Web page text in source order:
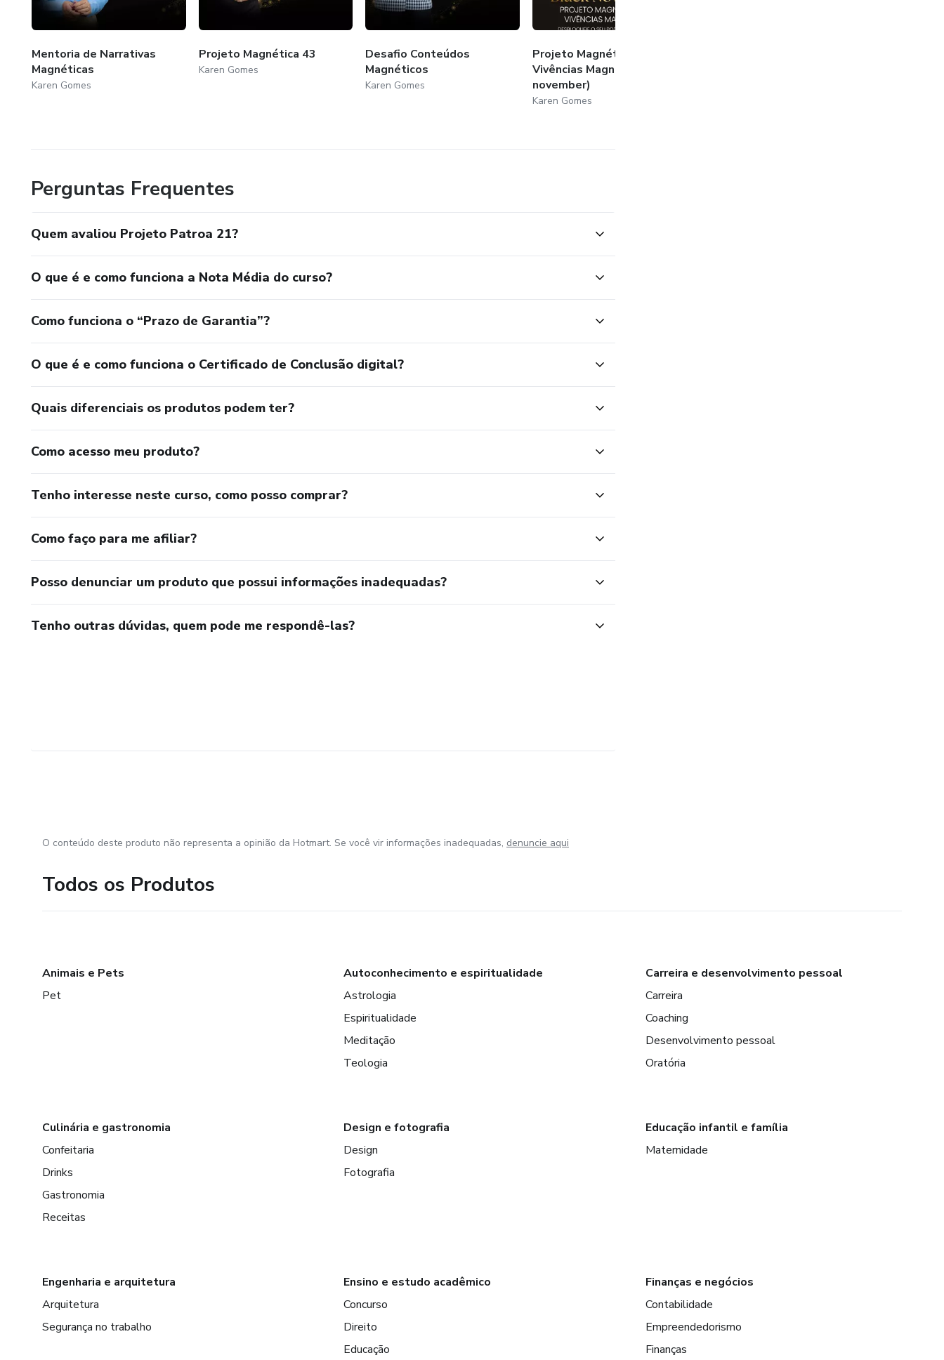
Mentoria de Narrativas
Magnéticas
Karen Gomes
Projeto Magnética 43
Karen Gomes
Desafio Conteúdos
Magnéticos
Karen Gomes
Projeto Magnética 30 +
Vivências Magnéticas (black
november)
Karen Gomes
Perguntas Frequentes
Quem avaliou Projeto Patroa 21?
O que é e como funciona a Nota Média do curso?
Como funciona o “Prazo de Garantia”?
O que é e como funciona o Certificado de Conclusão digital?
Quais diferenciais os produtos podem ter?
Como acesso meu produto?
Tenho interesse neste curso, como posso comprar?
Como faço para me afiliar?
Posso denunciar um produto que possui informações inadequadas?
Tenho outras dúvidas, quem pode me respondê-las?
O conteúdo deste produto não representa a opinião da Hotmart. Se você vir informações inadequadas, denuncie aqui
Todos os Produtos
Animais e Pets
Pet
Autoconhecimento e espiritualidade
Astrologia
Espiritualidade
Meditação
Teologia
Carreira e desenvolvimento pessoal
Carreira
Coaching
Desenvolvimento pessoal
Oratória
Culinária e gastronomia
Confeitaria
Drinks
Gastronomia
Receitas
Design e fotografia
Design
Fotografia
Educação infantil e família
Maternidade
Engenharia e arquitetura
Arquitetura
Segurança no trabalho
Ensino e estudo acadêmico
Concurso
Direito
Educação
Finanças e negócios
Contabilidade
Empreendedorismo
Finanças